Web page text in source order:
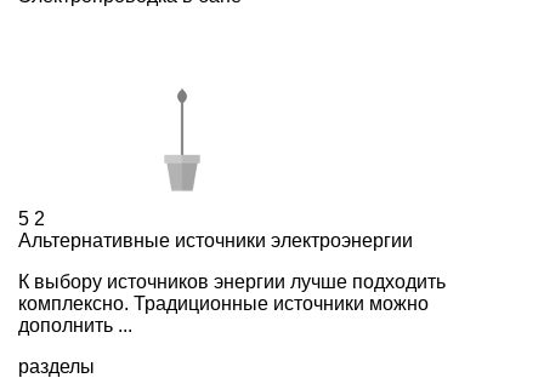
5 2
Альтернативные источники электроэнергии
К выбору источников энергии лучше подходить
комплексно. Традиционные источники можно
дополнить ...
разделы